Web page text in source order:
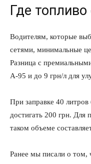
Где
Водителям, которые
сетями, минимальные
Разница с
А-95 и до 9 грн/л для
При заправке 40
достигать 200 грн. Для
таком объеме
Ранее мы писали о